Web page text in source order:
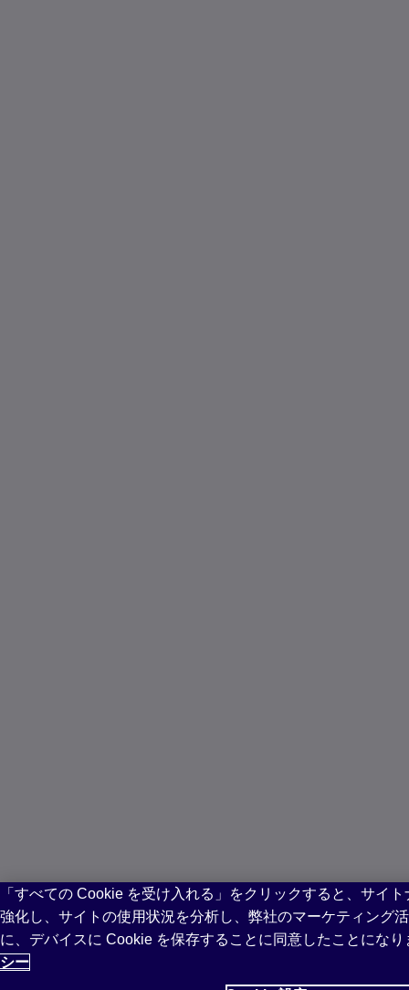
「すべての Cookie を受け入れる」をクリックすると、サイ
強化し、サイトの使用状況を分析し、弊社のマーケティング
に、デバイスに Cookie を保存することに同意したことにな
シー